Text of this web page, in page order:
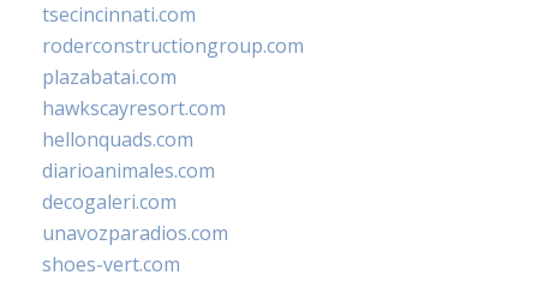
tsecincinnati.com
roderconstructiongroup.com
plazabatai.com
hawkscayresort.com
hellonquads.com
diarioanimales.com
decogaleri.com
unavozparadios.com
shoes-vert.com